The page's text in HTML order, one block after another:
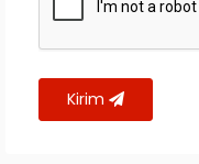
Kirim